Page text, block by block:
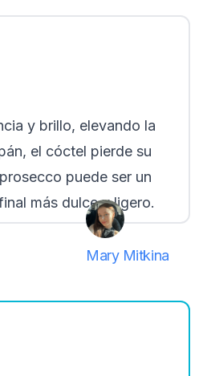
y brillo, elevando la
el cóctel pierde su
puede ser un
más dulce y ligero.
Mary Mitkina